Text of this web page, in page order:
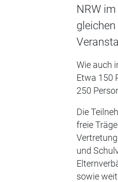
NRW
Wie auch
Etwa 150
250
Die
freie
und
sowie